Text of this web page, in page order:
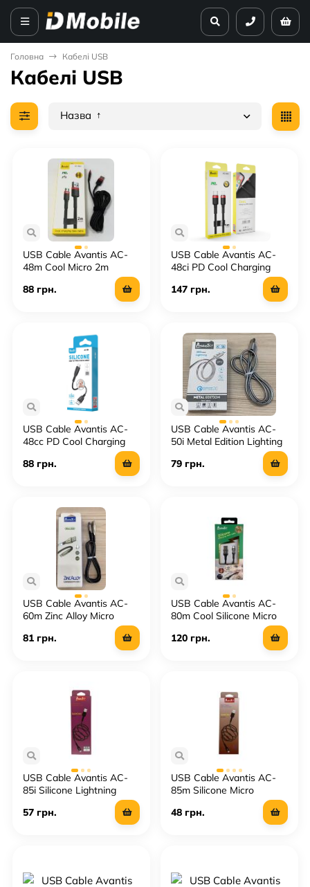
Головна Кабелі USB
Кабелі USB
Назва
USB Cable Avantis AC-
48m Cool Micro 2m
88 грн.
USB Cable Avantis AC-
48сi PD Cool Charging
147 грн.
USB Cable Avantis AC-
48сс PD Cool Charging
88 грн.
USB Cable Avantis AC-
50i Metal Edition Lighting
79 грн.
USB Cable Avantis AC-
60m Zinc Alloy Micro
81 грн.
USB Cable Avantis AC-
80m Cool Silicone Micro
120 грн.
USB Cable Avantis AC-
85i Silicone Lightning
57 грн.
USB Cable Avantis AC-
85m Silicone Micro
48 грн.